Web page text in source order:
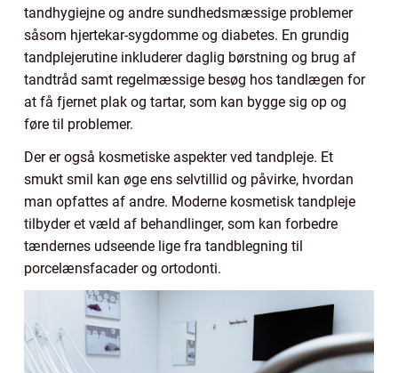
tandhygiejne og andre sundhedsmæssige problemer
såsom hjertekar-sygdomme og diabetes. En grundig
tandplejerutine inkluderer daglig børstning og brug af
tandtråd samt regelmæssige besøg hos tandlægen for
at få fjernet plak og tartar, som kan bygge sig op og
føre til problemer.
Der er også kosmetiske aspekter ved tandpleje. Et
smukt smil kan øge ens selvtillid og påvirke, hvordan
man opfattes af andre. Moderne kosmetisk tandpleje
tilbyder et væld af behandlinger, som kan forbedre
tændernes udseende lige fra tandblegning til
porcelænsfacader og ortodonti.